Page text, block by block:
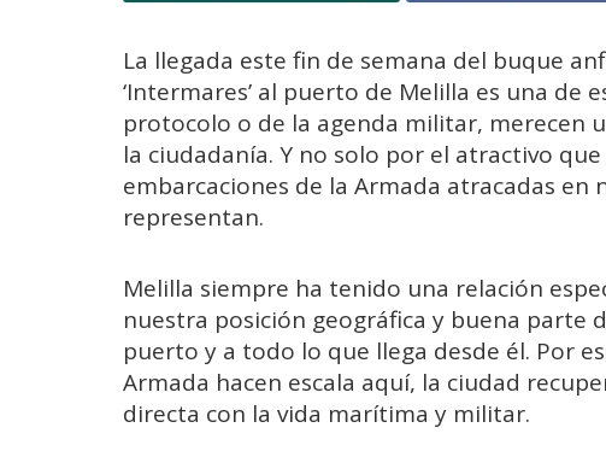
La llegada este fin de semana del buque
‘Intermares’ al puerto de Melilla es una de
protocolo o de la agenda militar, merecen
la ciudadanía. Y no solo por el atractivo
embarcaciones de la Armada atracadas
representan.
Melilla siempre ha tenido una relación
nuestra posición geográfica y buena parte
puerto y a todo lo que llega desde él. Por
Armada hacen escala aquí, la ciudad
directa con la vida marítima y militar.